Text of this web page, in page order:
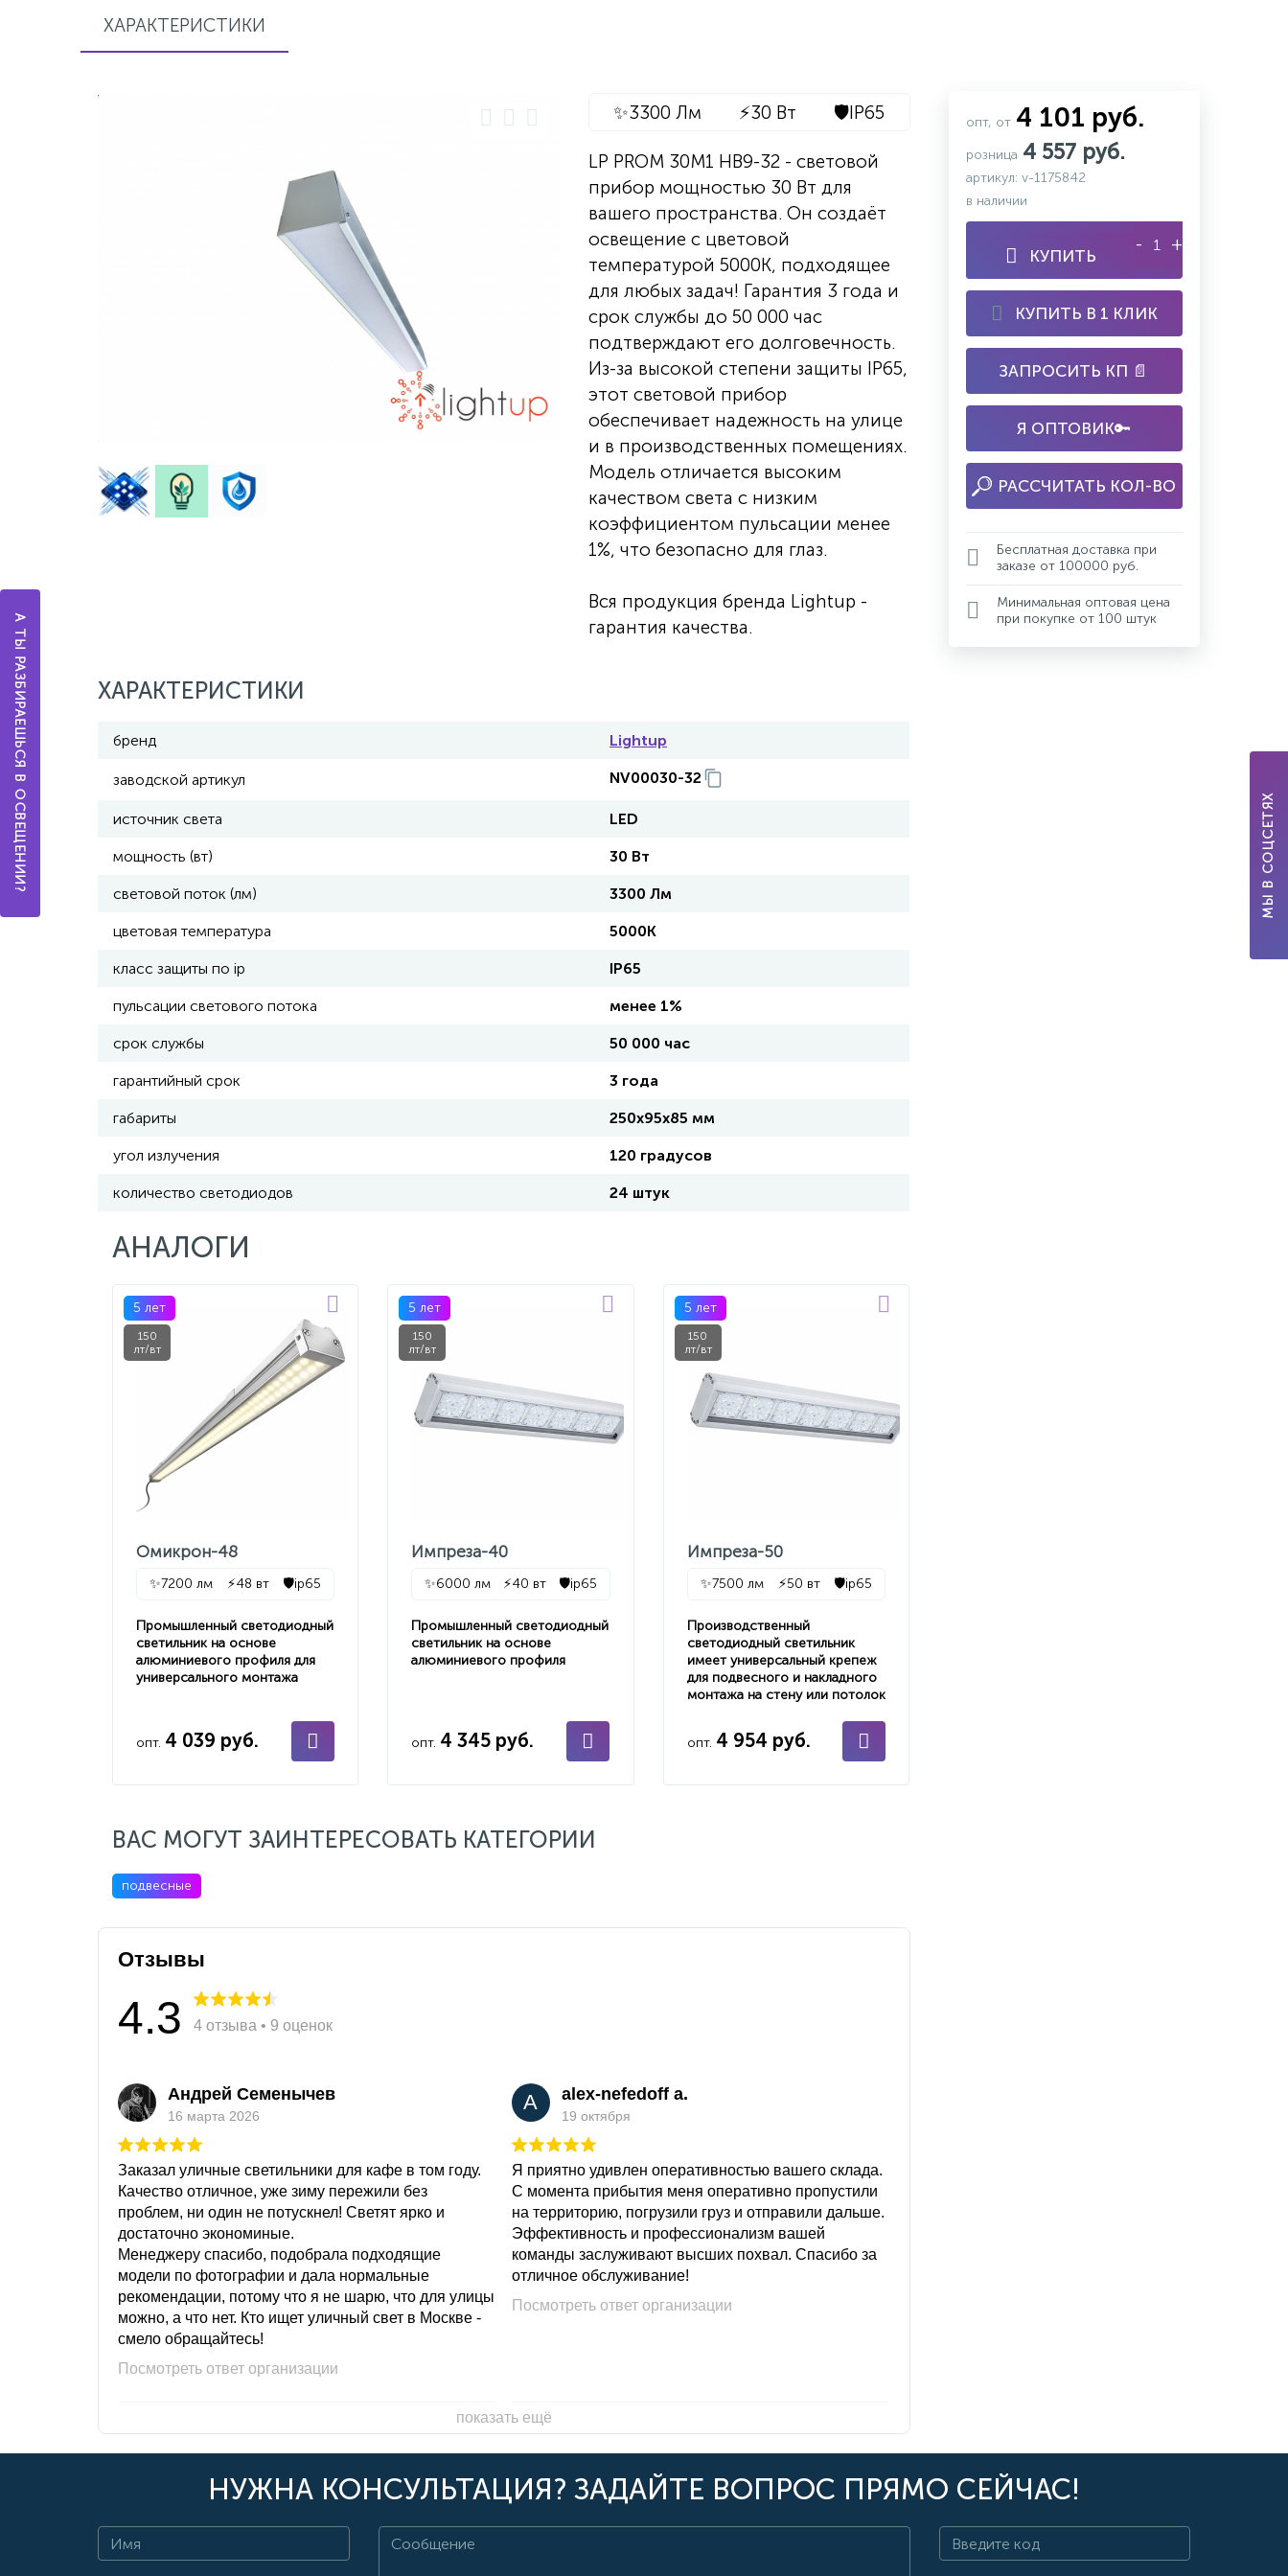
ХАРАКТЕРИСТИКИ
✨3300 Лм ⚡30 Вт 🛡️IP65
LP PROM 30M1 НВ9-32 - световой
прибор мощностью 30 Вт для
вашего пространства. Он создаёт
освещение с цветовой
температурой 5000К, подходящее
для любых задач! Гарантия 3 года и
срок службы до 50 000 час
подтверждают его долговечность.
Из-за высокой степени защиты IP65,
этот световой прибор
обеспечивает надежность на улице
и в производственных помещениях.
Модель отличается высоким
качеством света с низким
коэффициентом пульсации менее
1%, что безопасно для глаз.
Вся продукция бренда Lightup -
гарантия качества.
ХАРАКТЕРИСТИКИ
бренд Lightup
заводской артикул NV00030-32
источник света LED
мощность (вт) 30 Вт
световой поток (лм) 3300 Лм
цветовая температура 5000К
класс защиты по ip IP65
пульсации светового потока менее 1%
срок службы 50 000 час
гарантийный срок 3 года
габариты 250х95х85 мм
угол излучения 120 градусов
количество светодиодов 24 штук
АНАЛОГИ
5 лет
150
лт/вт
Омикрон-48
✨7200 лм ⚡48 вт 🛡️ip65
Промышленный светодиодный
светильник на основе
алюминиевого профиля для
универсального монтажа
опт. 4 039 руб.
5 лет
150
лт/вт
Импреза-40
✨6000 лм ⚡40 вт 🛡️ip65
Промышленный светодиодный
светильник на основе
алюминиевого профиля
опт. 4 345 руб.
5 лет
150
лт/вт
Импреза-50
✨7500 лм ⚡50 вт 🛡️ip65
Производственный
светодиодный светильник
имеет универсальный крепеж
для подвесного и накладного
монтажа на стену или потолок
опт. 4 954 руб.
ВАС МОГУТ ЗАИНТЕРЕСОВАТЬ КАТЕГОРИИ
подвесные
Отзывы
4.3 4 отзыва • 9 оценок
Андрей Семенычев
16 марта 2026
Заказал уличные светильники для кафе в том году.
Качество отличное, уже зиму пережили без
проблем, ни один не потускнел! Светят ярко и
достаточно экономиные.
Менеджеру спасибо, подобрала подходящие
модели по фотографии и дала нормальные
рекомендации, потому что я не шарю, что для улицы
можно, а что нет. Кто ищет уличный свет в Москве -
смело обращайтесь!
Посмотреть ответ организации
A alex-nefedoff a.
19 октября
Я приятно удивлен оперативностью вашего склада.
С момента прибытия меня оперативно пропустили
на территорию, погрузили груз и отправили дальше.
Эффективность и профессионализм вашей
команды заслуживают высших похвал. Спасибо за
отличное обслуживание!
Посмотреть ответ организации
показать ещё
опт, от 4 101 руб.
розница 4 557 руб.
артикул: v-1175842
в наличии
КУПИТЬ
- +
КУПИТЬ В 1 КЛИК
ЗАПРОСИТЬ КП 📄
Я ОПТОВИК🔑
РАССЧИТАТЬ КОЛ-ВО
Бесплатная доставка при
заказе от 100000 руб.
Минимальная оптовая цена
при покупке от 100 штук
НУЖНА КОНСУЛЬТАЦИЯ? ЗАДАЙТЕ ВОПРОС ПРЯМО СЕЙЧАС!
МЫ В СОЦСЕТЯХ
А ТЫ РАЗБИРАЕШЬСЯ В ОСВЕЩЕНИИ?